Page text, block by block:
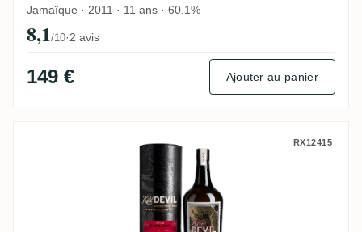
Jamaïque · 2011 · 11 ans · 60,1%
8,1/10·2 avis
149 € Ajouter au panier
Foursquare Kill Devil 2006 RX12415